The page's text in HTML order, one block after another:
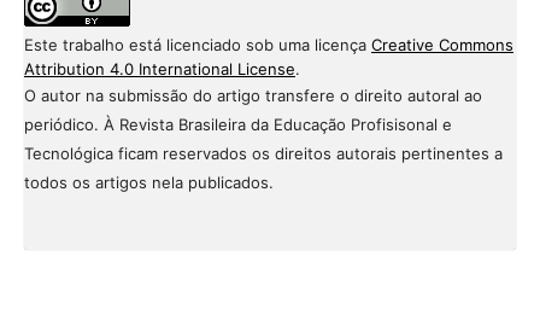
Este trabalho está licenciado sob uma licença Creative Commons
Attribution 4.0 International License.
O autor na submissão do artigo transfere o direito autoral ao
periódico. À Revista Brasileira da Educação Profisisonal e
Tecnológica ficam reservados os direitos autorais pertinentes a
todos os artigos nela publicados.